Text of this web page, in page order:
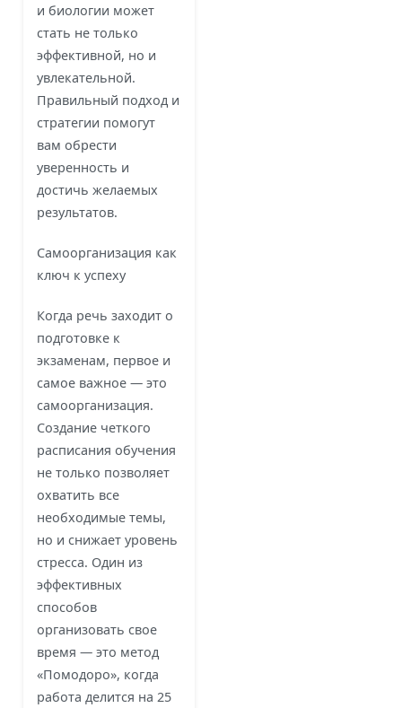
и биологии может
стать не только
эффективной, но и
увлекательной.
Правильный подход и
стратегии помогут
вам обрести
уверенность и
достичь желаемых
результатов.
Самоорганизация как
ключ к успеху
Когда речь заходит о
подготовке к
экзаменам, первое и
самое важное — это
самоорганизация.
Создание четкого
расписания обучения
не только позволяет
охватить все
необходимые темы,
но и снижает уровень
стресса. Один из
эффективных
способов
организовать свое
время — это метод
«Помодоро», когда
работа делится на 25